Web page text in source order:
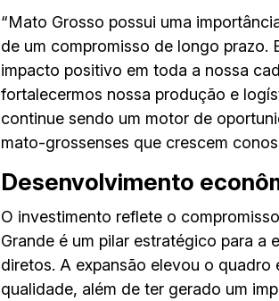
“Mato Grosso possui uma
de um compromisso de longo prazo.
impacto positivo em toda a nossa
fortalecermos nossa produção e
continue sendo um motor de
mato-grossenses que crescem
Desenvolvimento
O investimento reflete o
Grande é um pilar estratégico para a
diretos. A expansão elevou o
qualidade, além de ter gerado um